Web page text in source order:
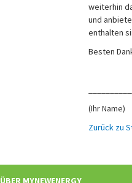
weiterhin
und
enthalten
Besten
(Ihr Name)
Zurück zu
ÜBER MYNEWENERGY